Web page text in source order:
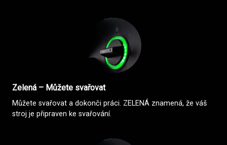
Zelená – Můžete svařovat
Můžete svařovat a dokonči práci. ZELENÁ znamená, že váš
stroj je připraven ke svařování.